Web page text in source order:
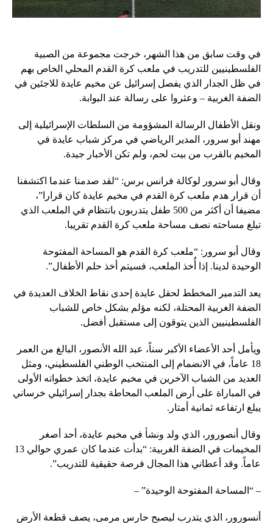
في وقت سابق من هذا الشهر، خرجت مجموعة من الصبية
الفلسطينيين للتدريب في ملعب كرة القدم المحلي الخاص بهم
في ظل الجدار الذي يفصل إسرائيل عن مخيم عايدة للاجئين في
الضفة الغربية – وعثروا على رسالة عند البوابة.
ونقل الأطفال الرسالة المشؤومة من السلطات الإسرائيلية إلى
مهند أبو سرور، المدير الرياضي في مركز شباب عايدة في
المخيم بالقرب من بيت لحم، ولم تكن الأخبار جيدة.
وقال أبو سرور لوكالة فرانس برس: “لقد صدمنا عندما اكتشفنا
أن قرار هدم ملعب كرة القدم في مخيم عايدة كان قرارا”،
مضيفا أن أكثر من 500 طفل يتدربون بانتظام في الملعب الذي
تبلغ مساحته نصف مساحة ملعب كرة القدم تقريبا.
وقال أبو سرور: “ملعب كرة القدم هو المساحة المفتوحة
الوحيدة لدينا. إذا أُخذ الملعب، فسيتم أخذ حلم الأطفال”.
يعد التدمير المخطط لحقل عايدة إحدى نقاط الخلاف العديدة في
الضفة الغربية المحتلة، لكنه مؤلم بشكل خاص للشباب
الفلسطينيين الذين يتوقون إلى مستقبل أفضل.
ويأمل أحد الأعضاء الأكبر سناً، عبد الله الأنصور، البالغ من العمر
18 عاماً، في الانضمام إلى المنتخب الوطني الفلسطيني، ومثل
العديد من الشباب الآخرين في مخيم عايدة، اتخذ خطواته الأولى
في المباراة على أرض الملعب المحاطة بجدار إسرائيلي خرساني
يبلغ ارتفاعه ثمانية أمتار.
وقال أنصورور، الذي ولد ونشأ في مخيم عايدة، أحد أصغر
المخيمات في الضفة الغربية: “بدأت عندما كان عمري حوالي 13
عاماً. وقد أعطاني هذا المجال فرصة حقيقية للتدريب”.
– “المساحة المفتوحة الوحيدة” –
أنسورور، الذي يتدرب ليصبح حارس مرمى، يصف قطعة الأرض